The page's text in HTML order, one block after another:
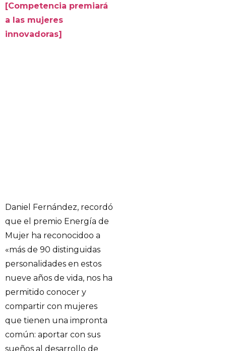
[Competencia premiará
a las mujeres
innovadoras]
Daniel Fernández, recordó
que el premio Energía de
Mujer ha reconocidoo a
«más de 90 distinguidas
personalidades en estos
nueve años de vida, nos ha
permitido conocer y
compartir con mujeres
que tienen una impronta
común: aportar con sus
sueños al desarrollo de